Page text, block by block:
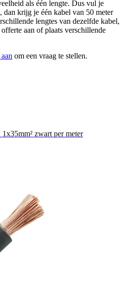
als één lengte. Dus vul je
dan krijg je één kabel van 50 meter
lengtes van dezelfde kabel,
aan of plaats verschillende
om een vraag te stellen.
zwart per meter